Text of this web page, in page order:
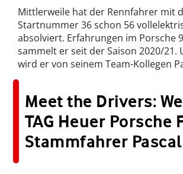
Mittlerweile hat der Rennfahrer mit
Startnummer 36 schon 56
absolviert. Erfahrungen im Porsche
sammelt er seit der Saison 2020/
wird er von seinem Team-Kollegen
Meet the Drivers:
TAG Heuer Porsche
Stammfahrer